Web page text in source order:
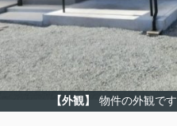
【外観】 物件の外観です